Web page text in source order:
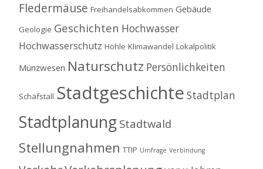
Fledermäuse Freihandelsabkommen Gebäude
Geologie Geschichten Hochwasser
Hochwasserschutz Höhle Klimawandel Lokalpolitik
Münzwesen Naturschutz Persönlichkeiten
Schäfstall Stadtgeschichte Stadtplan
Stadtplanung Stadtwald
Stellungnahmen TTIP Umfrage Verbindung